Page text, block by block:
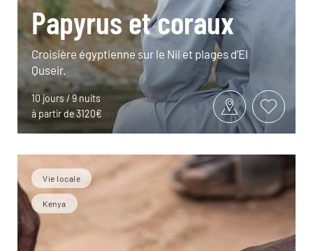
Papyrus et coraux
Croisière égyptienne sur le Nil et plages d’El
Quseir.
10 jours / 9 nuits
à partir de 3120€
Vie locale
Kenya